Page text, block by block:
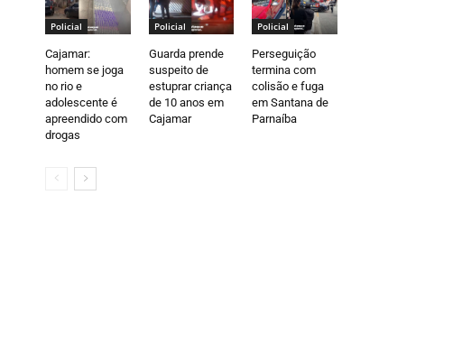
Policial
Cajamar:
homem se joga
no rio e
adolescente é
apreendido com
drogas
Policial
Guarda prende
suspeito de
estuprar criança
de 10 anos em
Cajamar
Policial
Perseguição
termina com
colisão e fuga
em Santana de
Parnaíba